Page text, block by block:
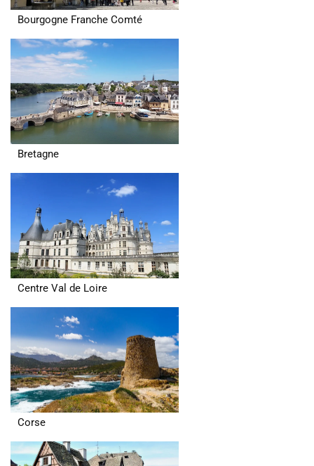
Bourgogne Franche Comté
Bretagne
Centre Val de Loire
Corse